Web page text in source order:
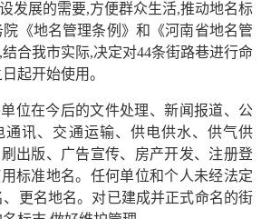
发展的需要,方便群众生活,推动地名标
《地名管理条例》和《河南省地名管
合我市实际,决定对44条街路巷进行命
起开始使用。
位在今后的文件处理、新闻报道、公
通讯、交通运输、供电供水、供气供
出版、广告宣传、房产开发、注册登
标准地名。任何单位和个人未经法定
更名地名。对已建成并正式命名的街